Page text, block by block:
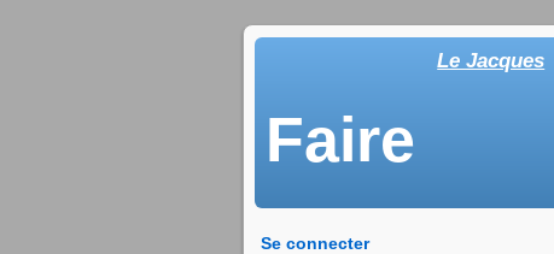
Le Jacques
Faire
Se connecter